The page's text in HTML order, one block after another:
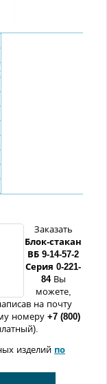
Заказать
Блок-стакан
ВБ 9-14-57-2
Серия 0-221-
84 Вы
можете,
на почту
номеру +7 (800)
изделий по